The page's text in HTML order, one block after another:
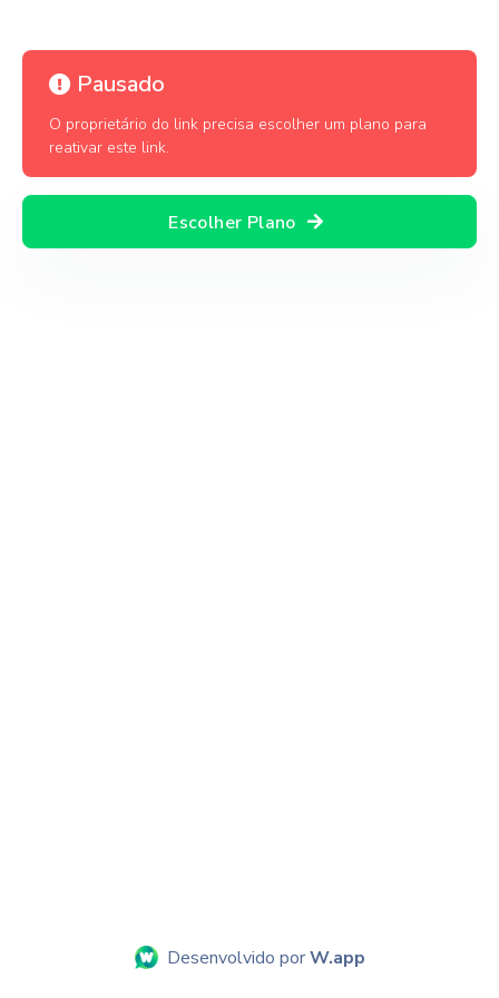
Pausado
O proprietário do link precisa escolher um plano para
reativar este link.
Escolher Plano
Desenvolvido porW.app